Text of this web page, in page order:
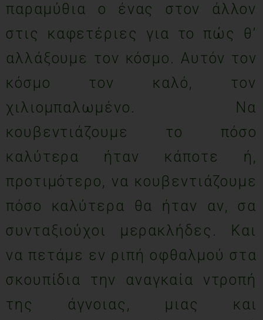
παραμύθια ο ένας στον άλλον
στις καφετέριες για το πώς θ’
αλλάξουμε τον κόσμο. Αυτόν τον
κόσμο τον καλό, τον
χιλιομπαλωμένο. Να
κουβεντιάζουμε το πόσο
καλύτερα ήταν κάποτε ή,
προτιμότερο, να κουβεντιάζουμε
πόσο καλύτερα θα ήταν αν, σα
συνταξιούχοι μερακλήδες. Και
να πετάμε εν ριπή οφθαλμού στα
σκουπίδια την αναγκαία ντροπή
της άγνοιας, μιας και